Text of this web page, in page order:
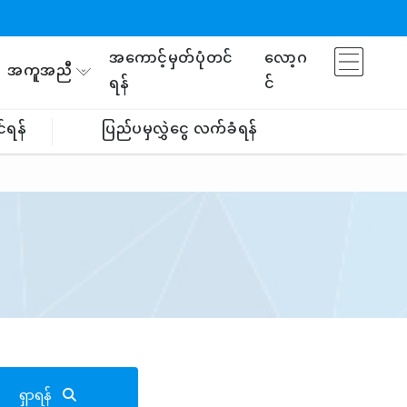
အကူအညီ
အကောင့်မှတ်ပုံတင်
ရန်
လော့ဂ
င်
န်
ပြည်ပမှလွှဲငွေ လက်ခံရန်
ရှာရန်